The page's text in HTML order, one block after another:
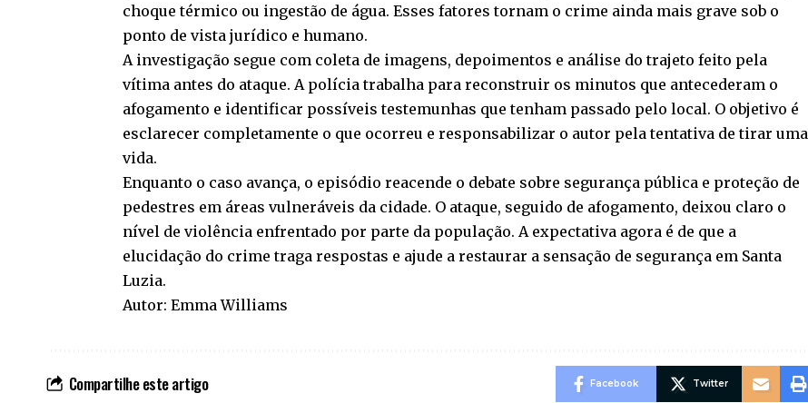
choque térmico ou ingestão de água. Esses fatores tornam o crime ainda mais grave sob o
ponto de vista jurídico e humano.
A investigação segue com coleta de imagens, depoimentos e análise do trajeto feito pela
vítima antes do ataque. A polícia trabalha para reconstruir os minutos que antecederam o
afogamento e identificar possíveis testemunhas que tenham passado pelo local. O objetivo é
esclarecer completamente o que ocorreu e responsabilizar o autor pela tentativa de tirar uma
vida.
Enquanto o caso avança, o episódio reacende o debate sobre segurança pública e proteção de
pedestres em áreas vulneráveis da cidade. O ataque, seguido de afogamento, deixou claro o
nível de violência enfrentado por parte da população. A expectativa agora é de que a
elucidação do crime traga respostas e ajude a restaurar a sensação de segurança em Santa
Luzia.
Autor: Emma Williams
Compartilhe este artigo Facebook Twitter